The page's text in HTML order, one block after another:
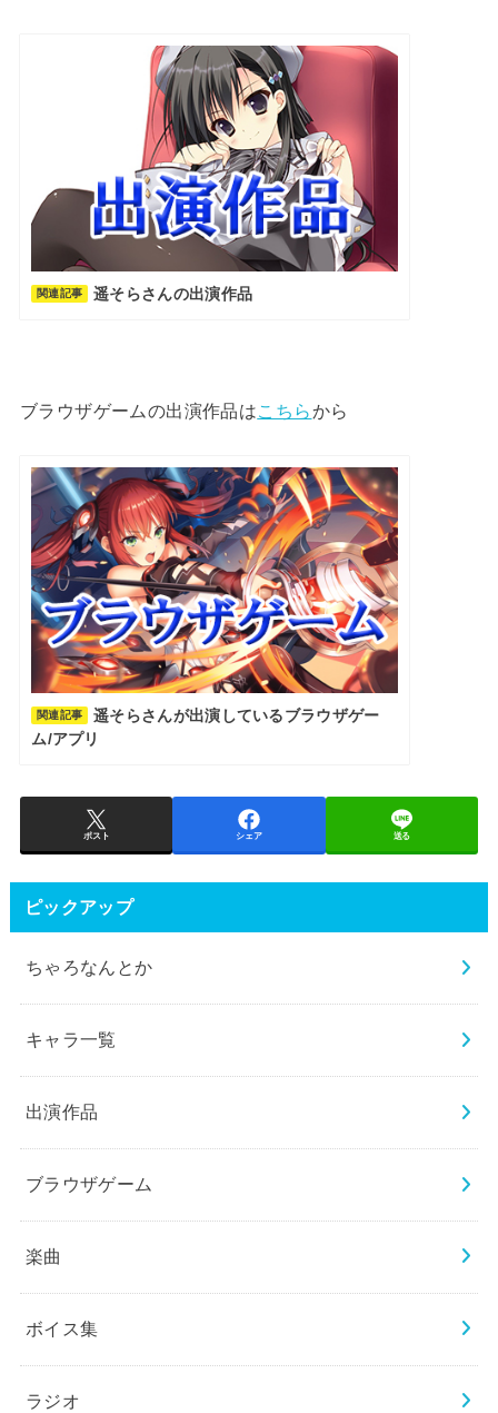
関連記事 遥そらさんの出演作品
ブラウザゲームの出演作品はこちらから
関連記事
遥そらさんが出演しているブラウザゲー
ム/アプリ
ポスト シェア 送る
ピックアップ
ちゃろなんとか
キャラ一覧
出演作品
ブラウザゲーム
楽曲
ボイス集
ラジオ